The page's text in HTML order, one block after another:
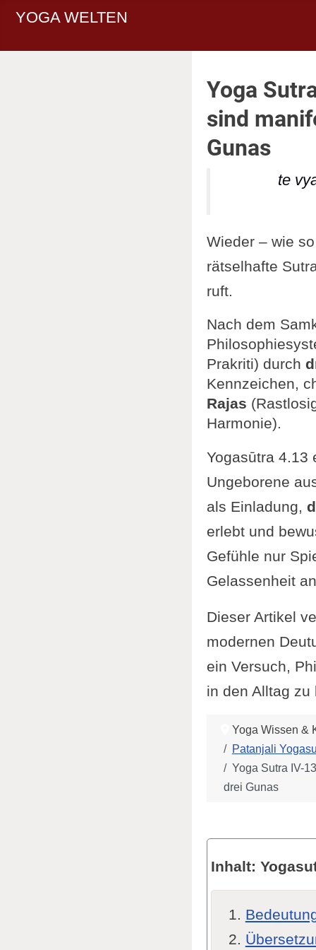
YOGA WELTEN
Yoga
sind
Gunas
te
Wieder – wie
rätselhafte
ruft.
Nach dem
Prakriti) durch
Kennzeichen,
Rajas
Harmonie).
Yogasūtra 4.13
Ungeborene
als Einladung,
erlebt und
Gefühle nur
Gelassenheit
Dieser Artikel
modernen
ein Versuch,
in den Alltag zu
Yoga Wissen &
Patanjali
Yoga Sutra IV-
drei Gunas
Inhalt: